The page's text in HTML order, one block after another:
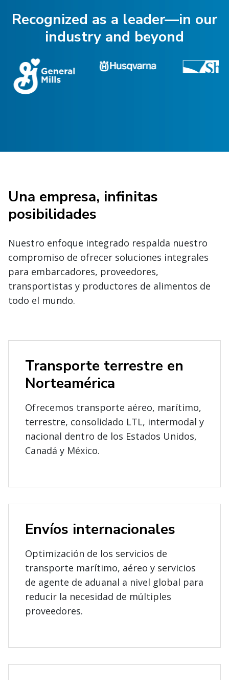
Recognized as a leader—in our
industry and beyond
Una empresa, infinitas
posibilidades
Nuestro enfoque integrado respalda nuestro
compromiso de ofrecer soluciones integrales
para embarcadores, proveedores,
transportistas y productores de alimentos de
todo el mundo.
Transporte terrestre en
Norteamérica
Ofrecemos transporte aéreo, marítimo,
terrestre, consolidado LTL, intermodal y
nacional dentro de los Estados Unidos,
Canadá y México.
Envíos internacionales
Optimización de los servicios de
transporte marítimo, aéreo y servicios
de agente de aduanal a nivel global para
reducir la necesidad de múltiples
proveedores.